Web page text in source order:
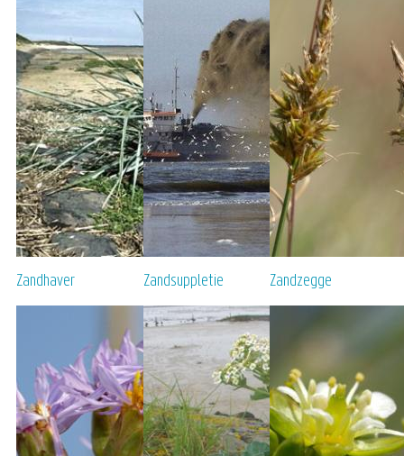
Zandhaver Zandsuppletie Zandzegge